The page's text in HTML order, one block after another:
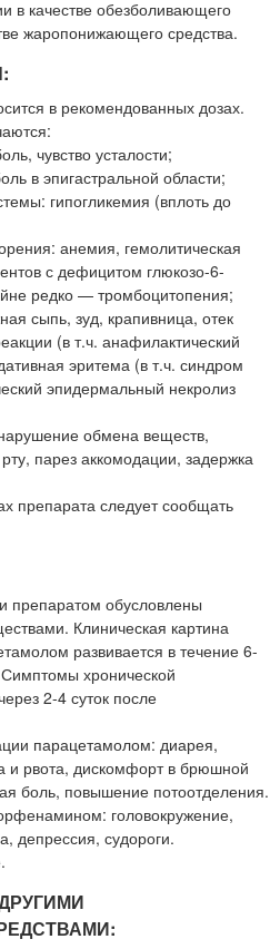
в качестве обезболивающего
жаропонижающего средства.
в рекомендованных дозах.
чувство усталости;
в эпигастральной области;
гипогликемия (вплоть до
анемия, гемолитическая
с дефицитом глюкозо-6-
редко — тромбоцитопения;
сыпь, зуд, крапивница, отек
(в т.ч. анафилактический
эритема (в т.ч. синдром
эпидермальный некролиз
обмена веществ,
парез аккомодации, задержка
препарата следует сообщать
препаратом обусловлены
Клиническая картина
развивается в течение 6-
хронической
2-4 суток после
парацетамолом: диарея,
и рвота, дискомфорт в брюшной
боль, повышение потоотделения.
головокружение,
депрессия, судороги.